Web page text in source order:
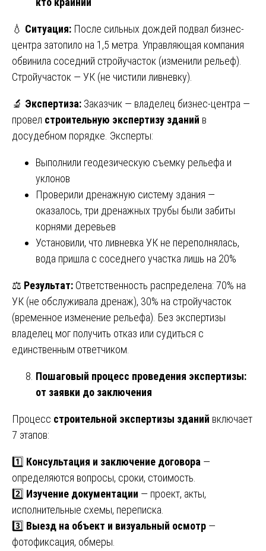
💧 Ситуация: После сильных дождей подвал бизнес-
центра затопило на 1,5 метра. Управляющая компания
обвинила соседний стройучасток (изменили рельеф).
Стройучасток — УК (не чистили ливневку).
🔬 Экспертиза: Заказчик — владелец бизнес-центра —
провел строительную экспертизу зданий в
досудебном порядке. Эксперты:
Выполнили геодезическую съемку рельефа и
уклонов
Проверили дренажную систему здания —
оказалось, три дренажных трубы были забиты
корнями деревьев
Установили, что ливневка УК не переполнялась,
вода пришла с соседнего участка лишь на 20%
⚖️ Результат: Ответственность распределена: 70% на
УК (не обслуживала дренаж), 30% на стройучасток
(временное изменение рельефа). Без экспертизы
владелец мог получить отказ или судиться с
единственным ответчиком.
Пошаговый процесс проведения экспертизы:
от заявки до заключения
Процесс строительной экспертизы зданий включает
7 этапов:
1️⃣ Консультация и заключение договора —
определяются вопросы, сроки, стоимость.
2️⃣ Изучение документации — проект, акты,
исполнительные схемы, переписка.
3️⃣ Выезд на объект и визуальный осмотр —
фотофиксация, обмеры.